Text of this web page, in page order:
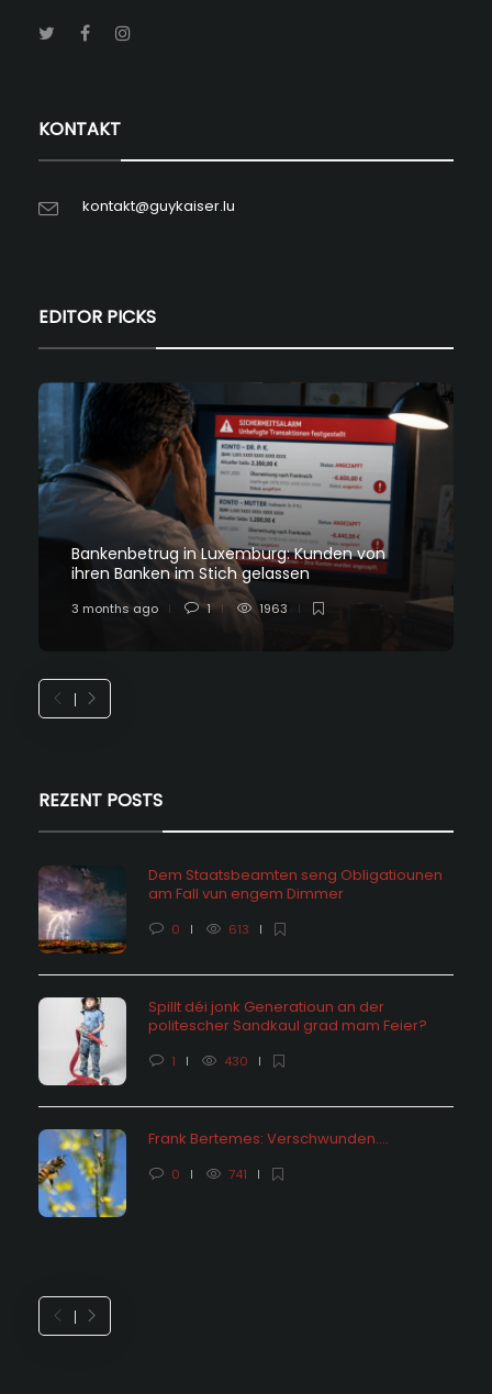
KONTAKT
kontakt@guykaiser.lu
EDITOR PICKS
Bankenbetrug in Luxemburg: Kunden von
ihren Banken im Stich gelassen
3 months ago 1 1963
REZENT POSTS
Dem Staatsbeamten seng Obligatiounen
am Fall vun engem Dimmer
0 613
Spillt déi jonk Generatioun an der
politescher Sandkaul grad mam Feier?
1 430
Frank Bertemes: Verschwunden….
0 741